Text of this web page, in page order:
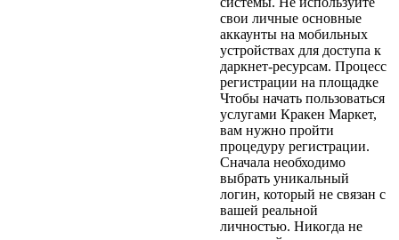
свои личные основные
аккаунты на мобильных
устройствах для доступа к
даркнет-ресурсам. Процесс
регистрации на площадке
Чтобы начать пользоваться
услугами Кракен Маркет,
вам нужно пройти
процедуру регистрации.
Сначала необходимо
выбрать уникальный
логин, который не связан с
вашей реальной
личностью. Никогда не